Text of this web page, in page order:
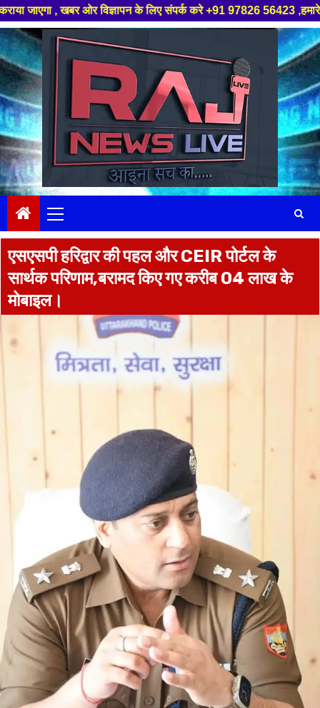
ओर विज्ञापन के लिए संपर्क करे +91 97826 56423 ,हमारे यूट्यूब चैनल
Skip
to
content
Menu
एसएसपी हरिद्वार की पहल और CEIR पोर्टल के
सार्थक परिणाम,बरामद किए गए करीब 04 लाख के
मोबाइल।